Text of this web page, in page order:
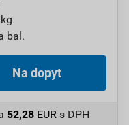
bal.
Na dopyt
52,28 EUR s DPH